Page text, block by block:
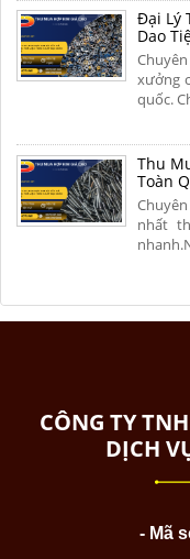
tiết
Đại Lý
Dao
xưởng
quốc.
dao
hoặc
Thu
Toàn
nhất
hỏng,
CÔNG TY
DỊCH
- Mã